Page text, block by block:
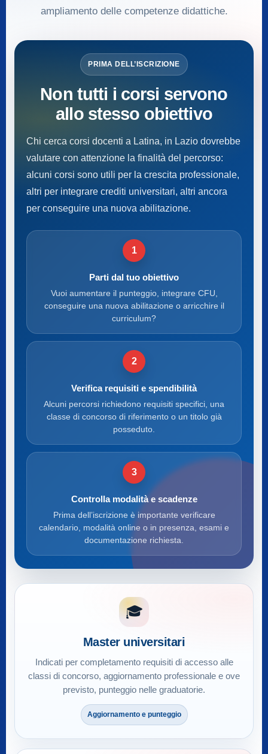
ampliamento delle competenze didattiche.
PRIMA DELL’ISCRIZIONE
Non tutti i corsi servono
allo stesso obiettivo
Chi cerca corsi docenti a Latina, in Lazio dovrebbe
valutare con attenzione la finalità del percorso:
alcuni corsi sono utili per la crescita professionale,
altri per integrare crediti universitari, altri ancora
per conseguire una nuova abilitazione.
1
Parti dal tuo obiettivo
Vuoi aumentare il punteggio, integrare CFU,
conseguire una nuova abilitazione o arricchire il
curriculum?
2
Verifica requisiti e spendibilità
Alcuni percorsi richiedono requisiti specifici, una
classe di concorso di riferimento o un titolo già
posseduto.
3
Controlla modalità e scadenze
Prima dell’iscrizione è importante verificare
calendario, modalità online o in presenza, esami e
documentazione richiesta.
🎓
Master universitari
Indicati per completamento requisiti di accesso alle
classi di concorso, aggiornamento professionale e ove
previsto, punteggio nelle graduatorie.
Aggiornamento e punteggio